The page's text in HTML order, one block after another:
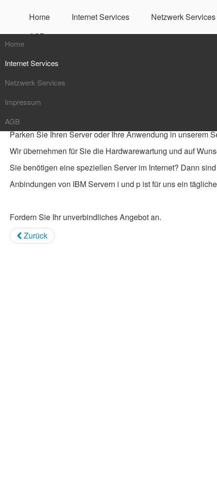
Home Internet Services
Netzwerk Services
AGB
Server Hosting
Hier finden Sie einen Überblick über unsere Angebote zum
Parken Sie Ihren Server oder Ihre Anwendung in unserem
Wir übernehmen für Sie die Hardwarewartung und auf
Sie benötigen eine speziellen Server im Internet? Dann
Anbindungen von IBM Servern i und p ist für uns ein
Fordern Sie Ihr unverbindliches Angebot an.
Zurück
Home
Internet Services
Mailservice
Webservice
DNS Service
Server Hosting
Netzwerk Services
Netzwerküberwachung
NAS / SAN
VOIP
Impressum
AGB